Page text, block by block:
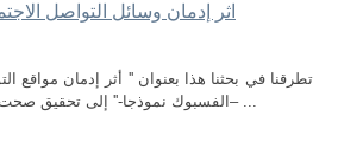
اثر إدمان وسائل التواصل
تطرقنا في بحثنا هذا بعنوان '' أثر إدمان
–الفسبوك نموذجا-'' إلى تحقيق صحت الفرضيات الثلاث المتمثلين في : • توجد أنماط و عادات لاستخدام لاعبي كرة ...